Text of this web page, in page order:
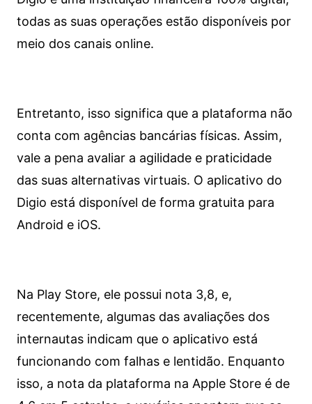
todas as suas operações estão disponíveis por
meio dos canais online.
Entretanto, isso significa que a plataforma não
conta com agências bancárias físicas. Assim,
vale a pena avaliar a agilidade e praticidade
das suas alternativas virtuais. O aplicativo do
Digio está disponível de forma gratuita para
Android e iOS.
Na Play Store, ele possui nota 3,8, e,
recentemente, algumas das avaliações dos
internautas indicam que o aplicativo está
funcionando com falhas e lentidão. Enquanto
isso, a nota da plataforma na Apple Store é de